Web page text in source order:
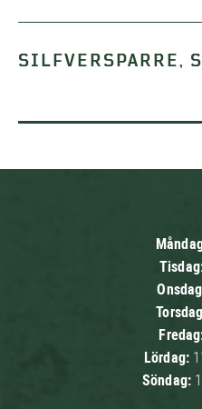
SILFVERSPARRE,
Lördag:
Söndag: